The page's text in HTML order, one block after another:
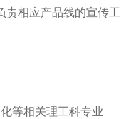
责相应产品线的宣传工
等相关理工科专业